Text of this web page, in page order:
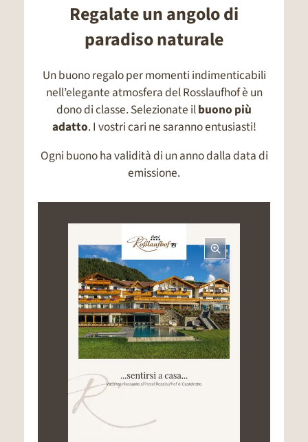
Regalate un angolo di
paradiso naturale
Un buono regalo per momenti indimenticabili
nell’elegante atmosfera del Rosslaufhof è un
dono di classe. Selezionate ilbuono più
adatto. I vostri cari ne saranno entusiasti!
Ogni buono ha validità di un anno dalla data di
emissione.